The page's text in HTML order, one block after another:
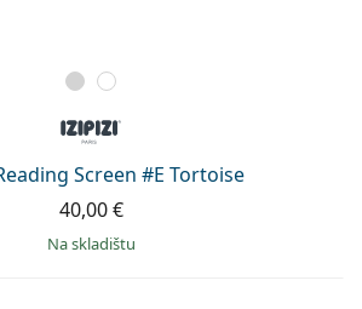
Screen #E Tortoise
40,00 €
na skladištu